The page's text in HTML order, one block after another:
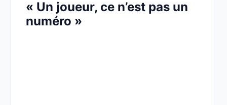
« Un joueur, ce n’est pas un
numéro »